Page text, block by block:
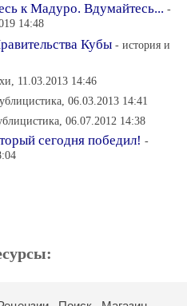
к Мадуро. Вдумайтесь... -
14:48
Кубы - история и
11.03.2013 14:46
06.03.2013 14:41
06.07.2012 14:38
сегодня победил! -